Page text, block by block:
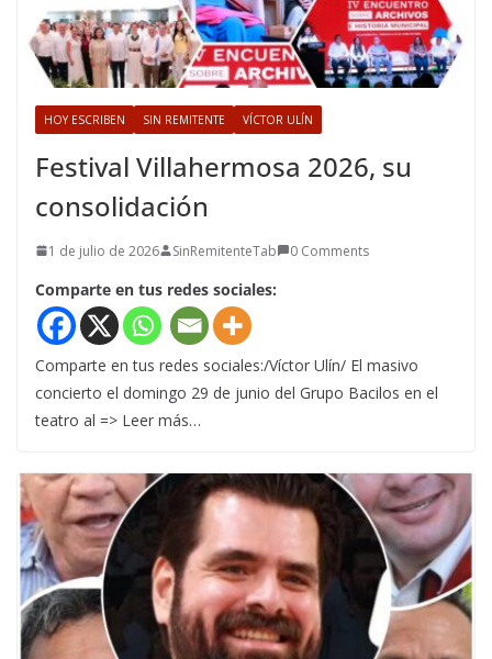
HOY ESCRIBEN SIN REMITENTE VÍCTOR ULÍN
Festival Villahermosa 2026, su
consolidación
1 de julio de 2026 SinRemitenteTab 0 Comments
Comparte en tus redes sociales:
Comparte en tus redes sociales:/Víctor Ulín/ El masivo
concierto el domingo 29 de junio del Grupo Bacilos en el
teatro al => Leer más…